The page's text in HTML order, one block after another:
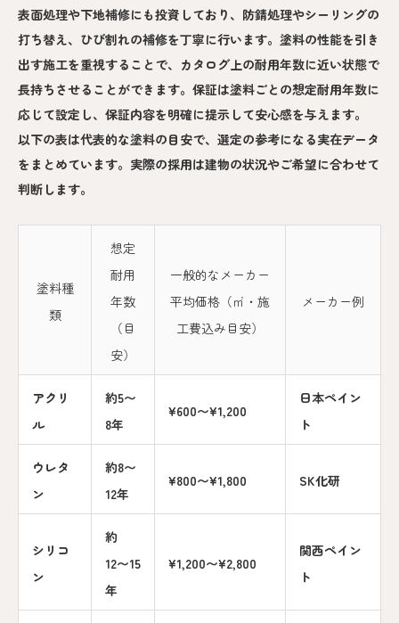
表面処理や下地補修にも投資しており、防錆処理やシーリングの
打ち替え、ひび割れの補修を丁寧に行います。塗料の性能を引き
出す施工を重視することで、カタログ上の耐用年数に近い状態で
長持ちさせることができます。保証は塗料ごとの想定耐用年数に
応じて設定し、保証内容を明確に提示して安心感を与えます。
以下の表は代表的な塗料の目安で、選定の参考になる実在データ
をまとめています。実際の採用は建物の状況やご希望に合わせて
判断します。
塗料種
類
想定
耐用
年数
（目
安）
一般的なメーカー
平均価格（㎡・施
工費込み目安）
メーカー例
アクリ
ル
約5〜
8年
¥600〜¥1,200
日本ペイン
ト
ウレタ
ン
約8〜
12年
¥800〜¥1,800 SK化研
シリコ
ン
約
12〜15
年
¥1,200〜¥2,800
関西ペイン
ト